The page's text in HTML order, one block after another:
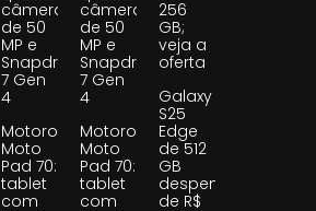
câmeras
de 50
MP e
Snapdragon
7 Gen
4
Motorola
Moto
Pad 70:
tablet
com
câmeras
de 50
MP e
Snapdragon
7 Gen
4
Motorola
Moto
Pad 70:
tablet
com
256
GB;
veja a
oferta
Galaxy
S25
Edge
de 512
GB
despenca
de R$